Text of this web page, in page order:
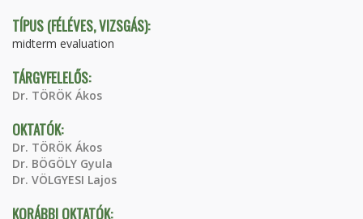
TÍPUS (FÉLÉVES, VIZSGÁS):
midterm evaluation
TÁRGYFELELŐS:
Dr. TÖRÖK Ákos
OKTATÓK:
Dr. TÖRÖK Ákos
Dr. BÖGÖLY Gyula
Dr. VÖLGYESI Lajos
KORÁBBI OKTATÓK: